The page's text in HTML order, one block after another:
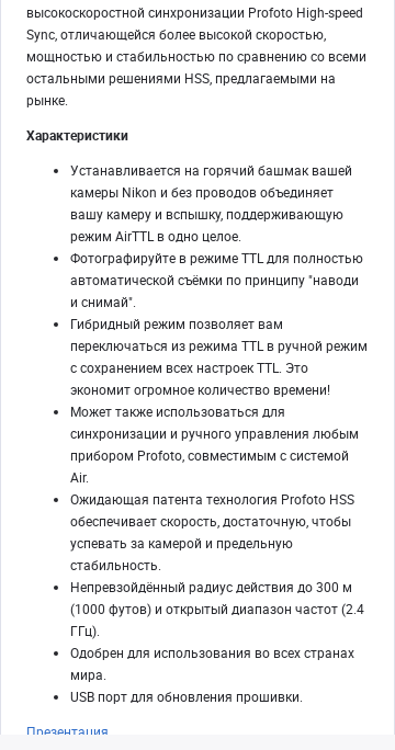
высокоскоростной синхронизации Profoto High-speed
Sync, отличающейся более высокой скоростью,
мощностью и стабильностью по сравнению со всеми
остальными решениями HSS, предлагаемыми на
рынке.
Характеристики
Устанавливается на горячий башмак вашей
камеры Nikon и без проводов объединяет
вашу камеру и вспышку, поддерживающую
режим AirTTL в одно целое.
Фотографируйте в режиме TTL для полностью
автоматической съёмки по принципу "наводи
и снимай".
Гибридный режим позволяет вам
переключаться из режима TTL в ручной режим
с сохранением всех настроек TTL. Это
экономит огромное количество времени!
Может также использоваться для
синхронизации и ручного управления любым
прибором Profoto, совместимым с системой
Air.
Ожидающая патента технология Profoto HSS
обеспечивает скорость, достаточную, чтобы
успевать за камерой и предельную
стабильность.
Непревзойдённый радиус действия до 300 м
(1000 футов) и открытый диапазон частот (2.4
ГГц).
Одобрен для использования во всех странах
мира.
USB порт для обновления прошивки.
Презентация